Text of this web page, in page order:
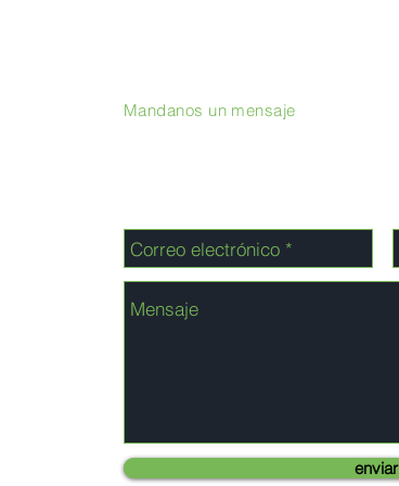
Mandanos un mensaje